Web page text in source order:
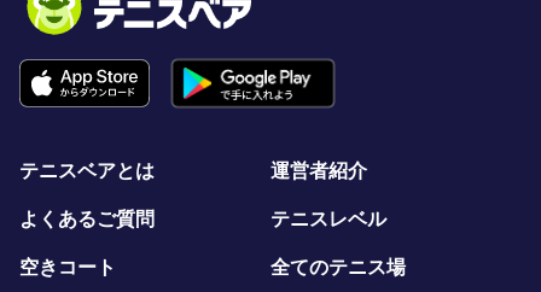
テニスベアとは 運営者紹介
よくあるご質問 テニスレベル
空きコート 全てのテニス場